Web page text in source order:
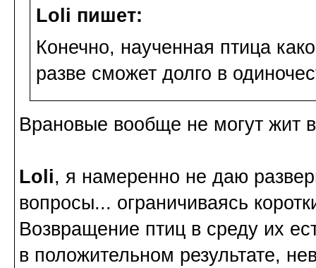
Loli пишет:
Конечно, наученная птица
разве сможет долго в
Врановые вообще не могут жит
Loli, я намеренно не даю
вопросы... ограничиваясь
Возвращение птиц в среду их
в положительном результате,